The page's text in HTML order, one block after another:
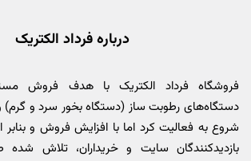
درباره فرداد الکتریک
فروشگاه فرداد الکتریک با هدف فروش
دستگاه‌های رطوبت ساز (دستگاه بخور سرد و
شروع به فعالیت کرد اما با افزایش فروش و
بازدیدکنندگان سایت و خریداران، تلاش